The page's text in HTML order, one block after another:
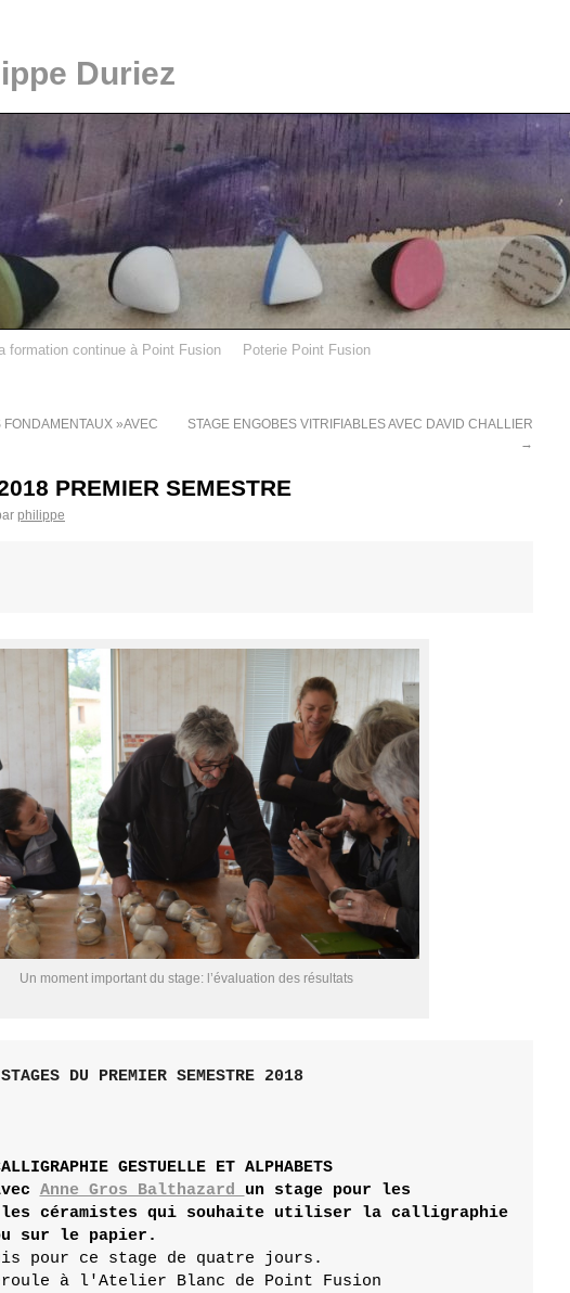
Duriez
formation continue à Point Fusion Poterie Point Fusion
»AVEC
STAGE ENGOBES VITRIFIABLES AVEC DAVID CHALLIER
→
PREMIER SEMESTRE
philippe
Un moment important du stage: l’évaluation des résultats
STAGES DU PREMIER SEMESTRE 2018
GESTUELLE ET ALPHABETS
Anne Gros Balthazard un stage pour les
céramistes qui souhaite
utiliser la calligraphie
sur le papier.
pour ce stage de quatre jours.
à l'Atelier Blanc de Point Fusion